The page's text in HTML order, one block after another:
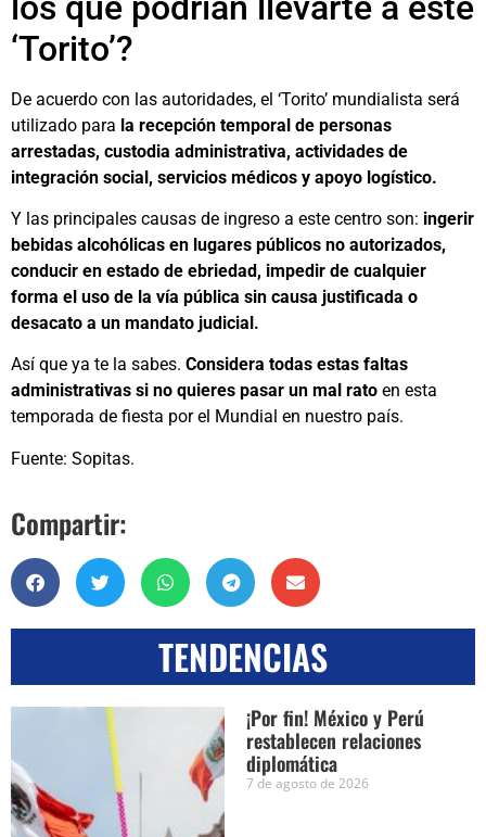
‘Torito’?
De acuerdo con las autoridades, el ‘Torito’ mundialista será
utilizado para la recepción temporal de personas
arrestadas, custodia administrativa, actividades de
integración social, servicios médicos y apoyo logístico.
Y las principales causas de ingreso a este centro son: ingerir
bebidas alcohólicas en lugares públicos no autorizados,
conducir en estado de ebriedad, impedir de cualquier
forma el uso de la vía pública sin causa justificada o
desacato a un mandato judicial.
Así que ya te la sabes. Considera todas estas faltas
administrativas si no quieres pasar un mal rato en esta
temporada de fiesta por el Mundial en nuestro país.
Fuente: Sopitas.
Compartir:
TENDENCIAS
¡Por fin! México y Perú
restablecen relaciones
diplomática
7 de agosto de 2026